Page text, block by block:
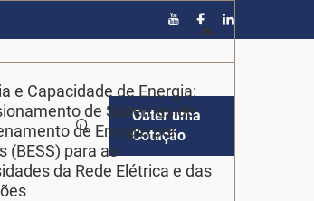
Obter uma
Cotação
e Capacidade de Energia:
de Sistemas de
de Energia por
(BESS) para as
da Rede Elétrica e das